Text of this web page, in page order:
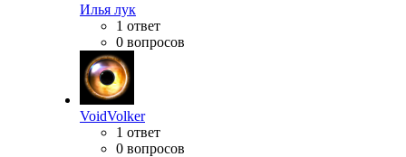
Илья лук
1 ответ
0 вопросов
VoidVolker
1 ответ
0 вопросов